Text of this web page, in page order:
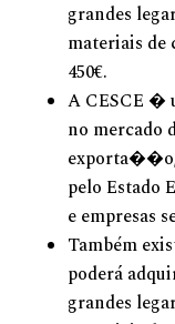
grandes
materiais de
450€.
A CESCE �
no mercado
pelo Estado
e empresas
Também
poderá
grandes